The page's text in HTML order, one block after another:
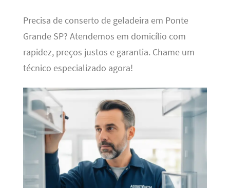
Precisa de conserto de geladeira em Ponte
Grande SP? Atendemos em domicílio com
rapidez, preços justos e garantia. Chame um
técnico especializado agora!